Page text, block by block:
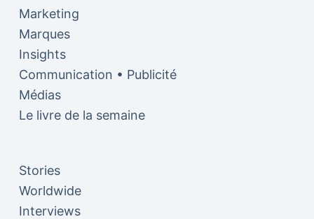
Marketing
Marques
Insights
Communication • Publicité
Médias
Le livre de la semaine
Stories
Worldwide
Interviews